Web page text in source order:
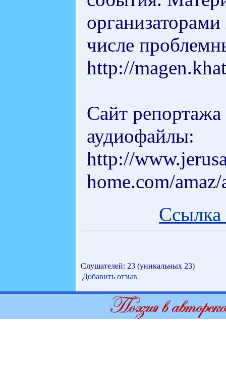
числе
http://
Сайт
аудиофайлы:
http://
home.com/
Ссылка
Слушателей: 23 (уникальных 23)
Добавить отзыв